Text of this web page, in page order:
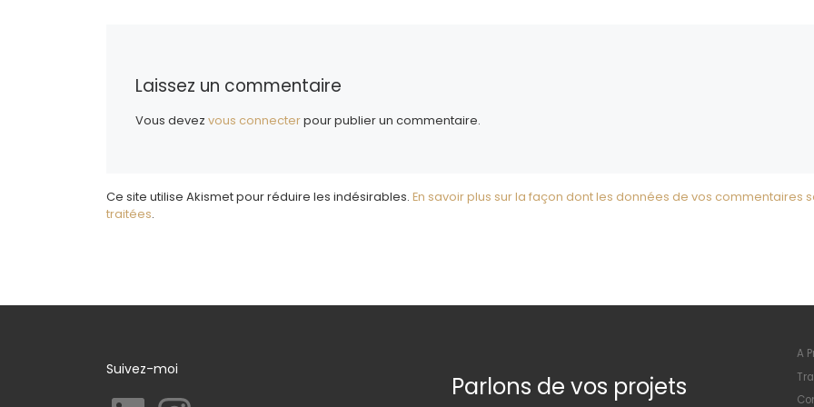
Laissez un commentaire
Vous devezvous connecterpour publier un commentaire.
Ce site utilise Akismet pour réduire les indésirables. En savoir plus sur la façon dont les données de vos commentaires
traitées.
Suivez-moi
LinkedIn Instagram Parlons de vos projets
A